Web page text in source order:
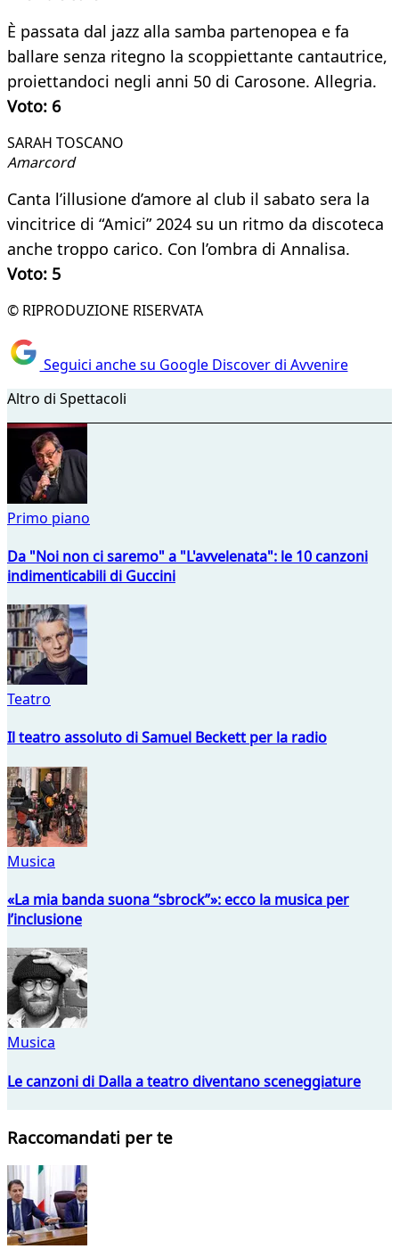
È passata dal jazz alla samba partenopea e fa
ballare senza ritegno la scoppiettante cantautrice,
proiettandoci negli anni 50 di Carosone. Allegria.
Voto: 6
SARAH TOSCANO
Amarcord
Canta l’illusione d’amore al club il sabato sera la
vincitrice di “Amici” 2024 su un ritmo da discoteca
anche troppo carico. Con l’ombra di Annalisa.
Voto: 5
© RIPRODUZIONE RISERVATA
Seguici anche su Google Discover di Avvenire
Altro di Spettacoli
Primo piano
Da "Noi non ci saremo" a "L'avvelenata": le 10 canzoni
indimenticabili di Guccini
Teatro
Il teatro assoluto di Samuel Beckett per la radio
Musica
«La mia banda suona “sbrock”»: ecco la musica per
l’inclusione
Musica
Le canzoni di Dalla a teatro diventano sceneggiature
Raccomandati per te